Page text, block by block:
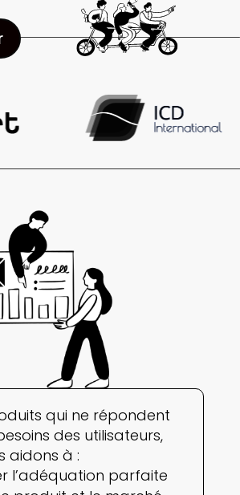
qui ne répondent
des utilisateurs,
aidons à :
l’adéquation parfaite